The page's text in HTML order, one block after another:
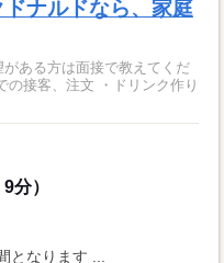
ナルドなら、家庭
がある方は面接で教えてくだ
分）
なります ...